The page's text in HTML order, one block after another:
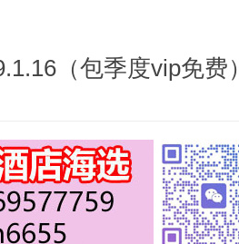
（包季度vip免费）